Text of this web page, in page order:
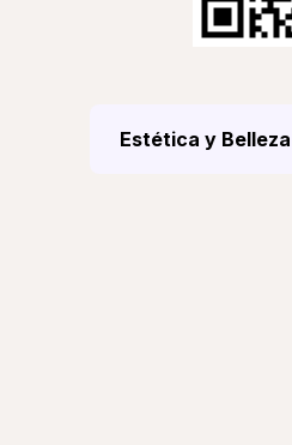
Estética y Belleza